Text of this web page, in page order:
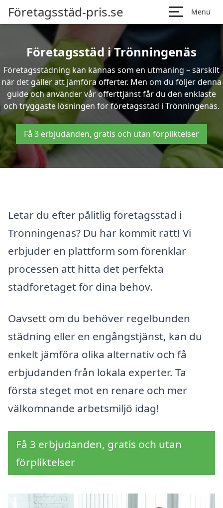
Företagsstäd-pris.se Menu
Företagsstäd i Trönningenäs
Företagsstädning kan kännas som en utmaning – särskilt
när det gäller att jämföra offerter. Men om du följer denna
guide och använder vår offerttjänst får du den enklaste
och tryggaste lösningen för företagsstäd i Trönningenäs.
Få 3 erbjudanden, gratis och utan förpliktelser
Letar du efter pålitlig företagsstäd i
Trönningenäs? Du har kommit rätt! Vi
erbjuder en plattform som förenklar
processen att hitta det perfekta
städföretaget för dina behov.
Oavsett om du behöver regelbunden
städning eller en engångstjänst, kan du
enkelt jämföra olika alternativ och få
erbjudanden från lokala experter. Ta
första steget mot en renare och mer
välkomnande arbetsmiljö idag!
Få 3 erbjudanden, gratis och utan
förpliktelser